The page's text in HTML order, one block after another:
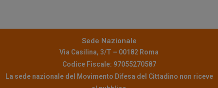
Sede Nazionale
Via Casilina, 3/T – 00182 Roma
Codice Fiscale: 97055270587
La sede nazionale del Movimento Difesa del Cittadino non riceve